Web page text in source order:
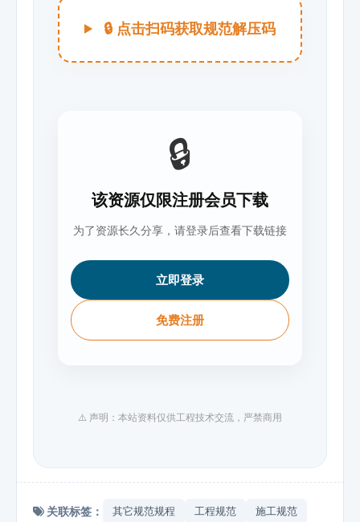
🔒 点击扫码获取规范解压码
🔒
该资源仅限注册会员下载
为了资源长久分享，请登录后查看下载链接
立即登录
免费注册
⚠️ 声明：本站资料仅供工程技术交流，严禁商用
关联标签： 其它规范规程 工程规范 施工规范